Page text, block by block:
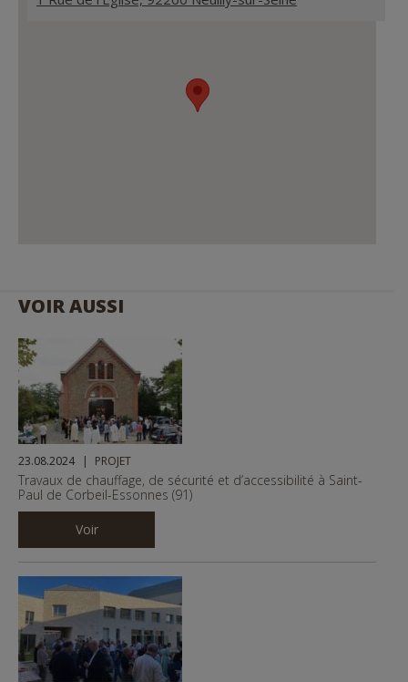
VOIR AUSSI
23.08.2024 PROJET
Travaux de chauffage, de sécurité et d’accessibilité à Saint-
Paul de Corbeil-Essonnes (91)
Voir